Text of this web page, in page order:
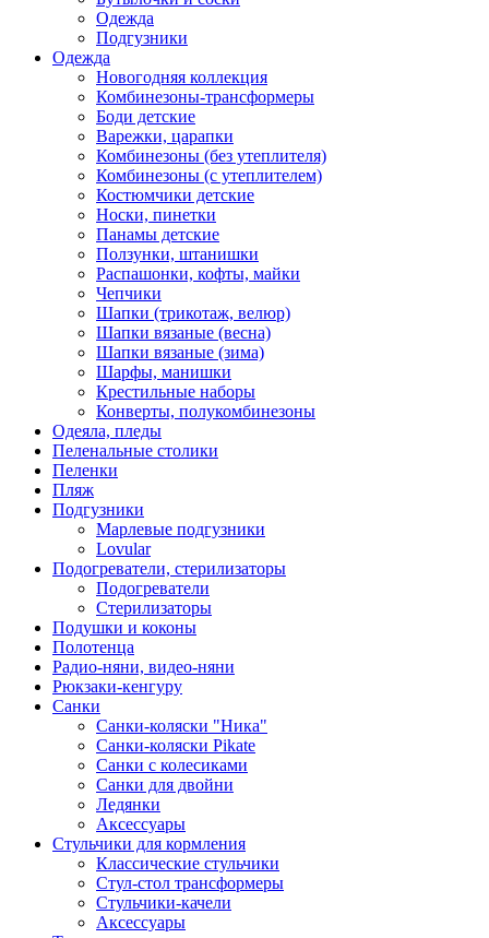
Одежда
Подгузники
Одежда
Новогодняя коллекция
Комбинезоны-трансформеры
Боди детские
Варежки, царапки
Комбинезоны (без утеплителя)
Комбинезоны (с утеплителем)
Костюмчики детские
Носки, пинетки
Панамы детские
Ползунки, штанишки
Распашонки, кофты, майки
Чепчики
Шапки (трикотаж, велюр)
Шапки вязаные (весна)
Шапки вязаные (зима)
Шарфы, манишки
Крестильные наборы
Конверты, полукомбинезоны
Одеяла, пледы
Пеленальные столики
Пеленки
Пляж
Подгузники
Марлевые подгузники
Lovular
Подогреватели, стерилизаторы
Подогреватели
Стерилизаторы
Подушки и коконы
Полотенца
Радио-няни, видео-няни
Рюкзаки-кенгуру
Санки
Санки-коляски "Ника"
Санки-коляски Pikate
Санки с колесиками
Санки для двойни
Ледянки
Аксессуары
Стульчики для кормления
Классические стульчики
Стул-стол трансформеры
Стульчики-качели
Аксессуары